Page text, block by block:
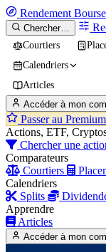
Rendement Bourse
Chercher…
Courtiers
Calendriers
Articles
Accéder à mon
Passer au
Actions, ETF,
Chercher une
Comparateurs
Courtiers
Calendriers
Splits
Apprendre
Articles
Accéder à mon